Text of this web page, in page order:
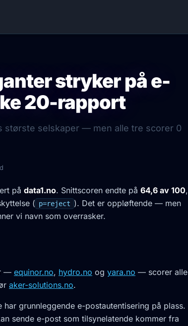
stryker på e-
20-rapport
største selskaper — men alle tre scorer 0
på data1.no. Snittscoren endte på 64,6 av 100,
( p=reject ). Det er oppløftende — men
vi navn som overrasker.
— equinor.no, hydro.no og yara.no — scorer alle
aker-solutions.no.
grunnleggende e-postautentisering på plass.
sende e-post som tilsynelatende kommer fra